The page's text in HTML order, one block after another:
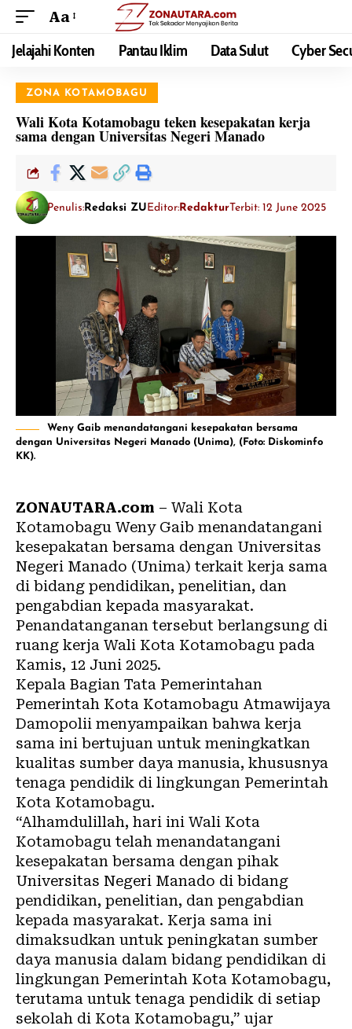
Aa
Jelajahi Konten Pantau Iklim Data Sulut Cyber
ZONA KOTAMOBAGU
Wali Kota Kotamobagu teken kesepakatan kerja
sama dengan Universitas Negeri Manado
Penulis: Redaksi ZU Editor: RedakturTerbit: 12 June 2025
Weny Gaib menandatangani kesepakatan bersama
dengan Universitas Negeri Manado (Unima), (Foto: Diskominfo
KK).
ZONAUTARA.com – Wali Kota
Kotamobagu Weny Gaib menandatangani
kesepakatan bersama dengan Universitas
Negeri Manado (Unima) terkait kerja sama
di bidang pendidikan, penelitian, dan
pengabdian kepada masyarakat.
Penandatanganan tersebut berlangsung di
ruang kerja Wali Kota Kotamobagu pada
Kamis, 12 Juni 2025.
Kepala Bagian Tata Pemerintahan
Pemerintah Kota Kotamobagu Atmawijaya
Damopolii menyampaikan bahwa kerja
sama ini bertujuan untuk meningkatkan
kualitas sumber daya manusia, khususnya
tenaga pendidik di lingkungan Pemerintah
Kota Kotamobagu.
“Alhamdulillah, hari ini Wali Kota
Kotamobagu telah menandatangani
kesepakatan bersama dengan pihak
Universitas Negeri Manado di bidang
pendidikan, penelitian, dan pengabdian
kepada masyarakat. Kerja sama ini
dimaksudkan untuk peningkatan sumber
daya manusia dalam bidang pendidikan di
lingkungan Pemerintah Kota Kotamobagu,
terutama untuk tenaga pendidik di setiap
sekolah di Kota Kotamobagu,” ujar